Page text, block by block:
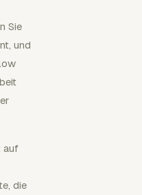
Sie
und
auf
die